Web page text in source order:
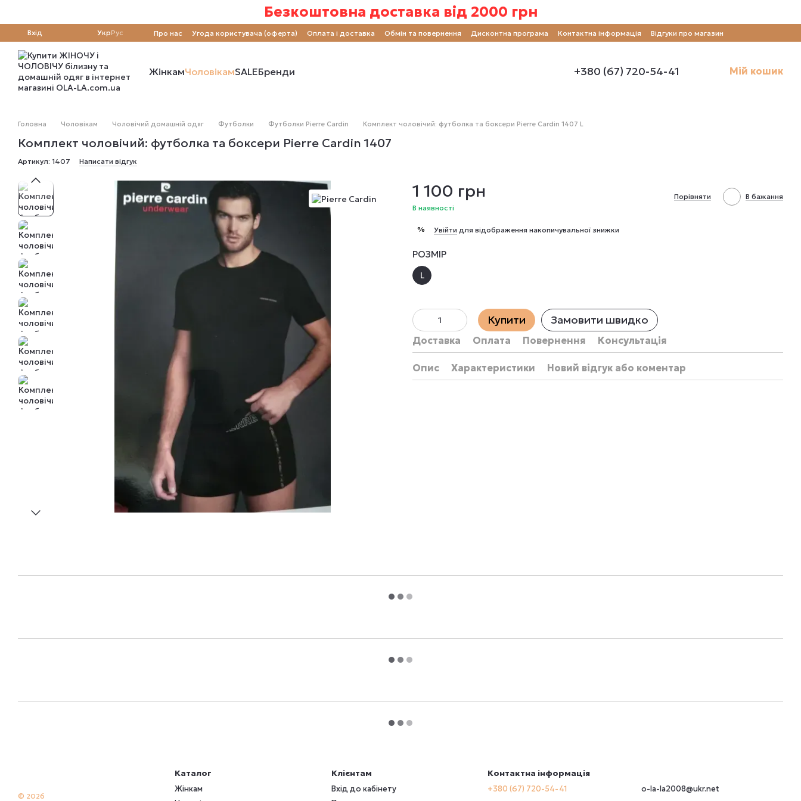
Безкоштовна доставка від 2000 грн
Вхід УкрРус Про нас Угода користувача (оферта) Оплата і доставка Обмін та повернення Дисконтна програма Контактна інформація Відгуки про магазин
ЖінкамЧоловікамSALEБренди +380 (67) 720-54-41 Мій кошик
Головна Чоловікам Чоловічий домашній одяг Футболки Футболки Pierre Cardin Комплект чоловічий: футболка та боксери Pierre Cardin 1407 L
Комплект чоловічий: футболка та боксери Pierre Cardin 1407
Артикул: 1407 Написати відгук
1 100 грн
В наявності
Порівняти В бажання
% Увійти для відображення накопичувальної знижки
РОЗМІР
L
Купити Замовити швидко
Доставка Оплата Повернення Консультація
Опис Характеристики Новий відгук або коментар
© 2026
Каталог
Жінкам
Клієнтам
Вхід до кабінету
Контактна інформація
+380 (67) 720-54-41
o-la-la2008@ukr.net